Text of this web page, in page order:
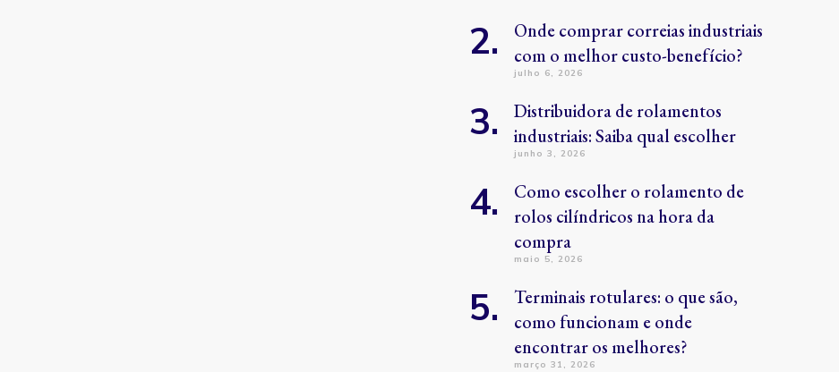
Onde comprar correias industriais
com o melhor custo-benefício?
julho 6, 2026
Distribuidora de rolamentos
industriais: Saiba qual escolher
junho 3, 2026
Como escolher o rolamento de
rolos cilíndricos na hora da
compra
maio 5, 2026
Terminais rotulares: o que são,
como funcionam e onde
encontrar os melhores?
março 31, 2026